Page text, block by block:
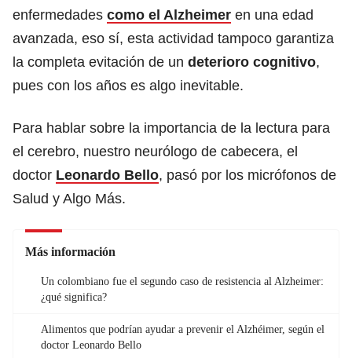
enfermedades como el Alzheimer en una edad
avanzada, eso sí, esta actividad tampoco garantiza
la completa evitación de un deterioro cognitivo,
pues con los años es algo inevitable.
Para hablar sobre la importancia de la lectura para
el cerebro, nuestro neurólogo de cabecera, el
doctor Leonardo Bello, pasó por los micrófonos de
Salud y Algo Más.
Más información
Un colombiano fue el segundo caso de resistencia al Alzheimer:
¿qué significa?
Alimentos que podrían ayudar a prevenir el Alzhéimer, según el
doctor Leonardo Bello